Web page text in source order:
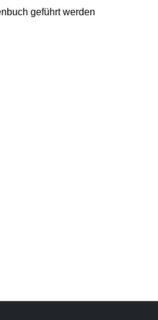
geführt werden